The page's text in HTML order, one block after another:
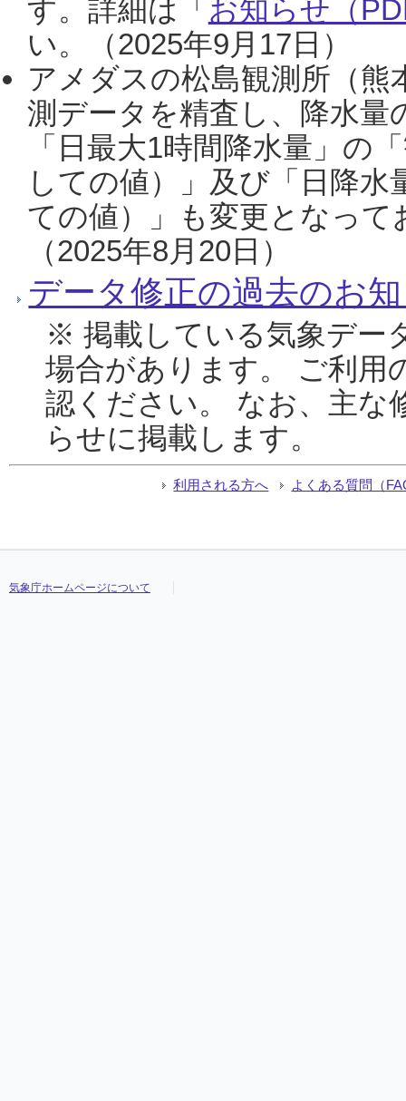
す。詳細は「 お知らせ（
い。（2025年9月17日）
アメダスの松島観測所（熊
測データを精査し、降水
「日最大1時間降水量」の
しての値）」及び「日降
ての値）」も変更となっ
（2025年8月20日）
データ修正の過去のお
※ 掲載している気象デー
場合があります。 ご利用
認ください。 なお、主な
らせに掲載します。
利用される方へ よくある質問（
気象庁ホームページについて